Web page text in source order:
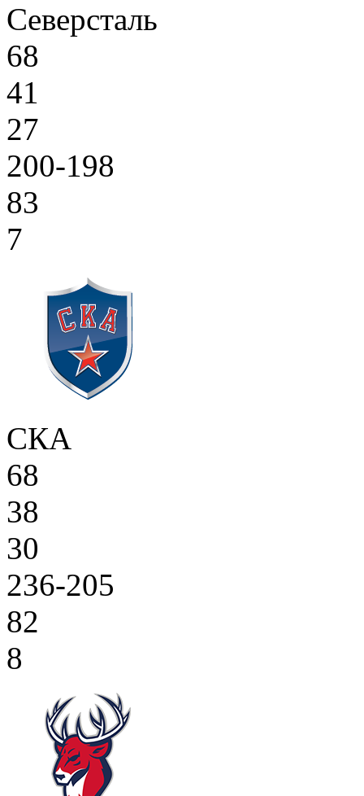
Северсталь
68
41
27
200-198
83
7
СКА
68
38
30
236-205
82
8